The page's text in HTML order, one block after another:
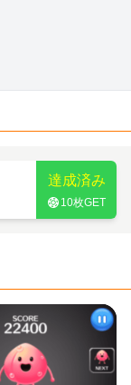
達成済み
10枚GET